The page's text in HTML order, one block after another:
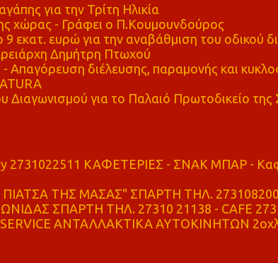
για την Τρίτη Ηλικία
χώρας - Γράφει ο Π.Κουμουνδούρος
9 εκατ. ευρώ για την αναβάθμιση του οδικού
Δημήτρη Πτωχού
διέλευσης, παραμονής και
Διαγωνισμού για το Παλαιό Πρωτοδικείο της
2731022511 ΚΑΦΕΤΕΡΙΕΣ - ΣΝΑΚ ΜΠΑΡ -
ΤΗΣ ΜΑΣΑΣ" ΣΠΑΡΤΗ ΤΗΛ.
ΣΠΑΡΤΗ ΤΗΛ. 27310 21138 - CAFE
ΑΝΤΑΛΛΑΚΤΙΚΑ ΑΥΤΟΚΙΝΗΤΩΝ